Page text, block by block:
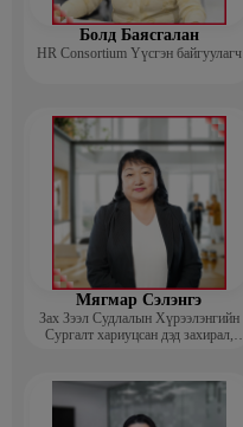
Болд Баясгалан
HR Consortium Үүсгэн байгуулагч
Мягмар Сэлэнгэ
Зах Зээл Судлалын Хүрээлэнгийн
Сургалт хариуцсан дэд захирал,